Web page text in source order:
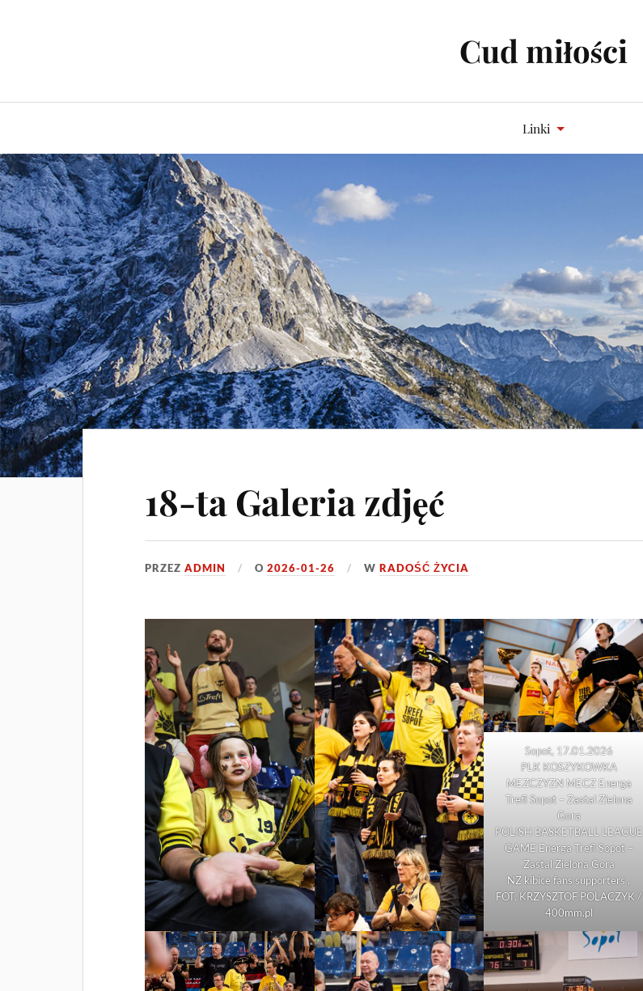
Cud miłości
Linki
18-ta Galeria zdjęć
PRZEZADMIN O2026-01-26 WRADOŚĆ ŻYCIA
Sopot, 17.01.2026
PLK KOSZYKOWKA
MEZCZYZN MECZ Energa
Trefl Sopot – Zastal Zielona
Gora
POLISH BASKETBALL LEAGUE
GAME Energa Trefl Sopot –
Zastal Zielona Gora
NZ kibice fans supporters ,
FOT. KRZYSZTOF POLACZYK /
400mm.pl